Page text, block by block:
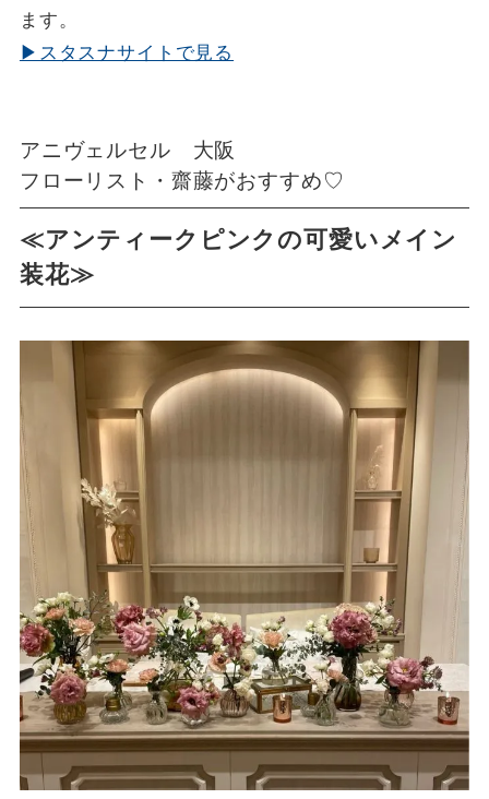
ます。
▶スタスナサイトで見る
アニヴェルセル 大阪
フローリスト・齋藤がおすすめ♡
≪アンティークピンクの可愛いメイン
装花≫